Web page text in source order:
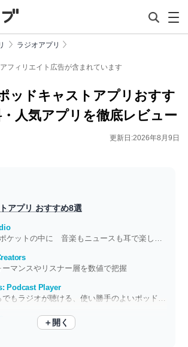
ラジオアプリ
フィリエイト広告が含まれています
ポッドキャストアプリおすす
人気アプリを徹底レビュー
更新日:2026年8月9日
アプリ おすすめ8選
世界4万局がポケットの中に 音楽もニュースも耳で楽しめるラジオアプリ
マンスやリスナー層を数値で把握
Podcast Player
どの端末からでもラジオが聴ける、使い勝手のよいポッドキャストアプリ
＋開く